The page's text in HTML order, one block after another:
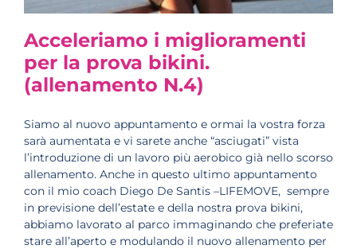
Acceleriamo i miglioramenti
per la prova bikini.
(allenamento N.4)
Siamo al nuovo appuntamento e ormai la vostra forza
sarà aumentata e vi sarete anche “asciugati” vista
l’introduzione di un lavoro più aerobico già nello scorso
allenamento. Anche in questo ultimo appuntamento
con il mio coach Diego De Santis –LIFEMOVE, sempre
in previsione dell’estate e della nostra prova bikini,
abbiamo lavorato al parco immaginando che preferiate
stare all’aperto e modulando il nuovo allenamento per